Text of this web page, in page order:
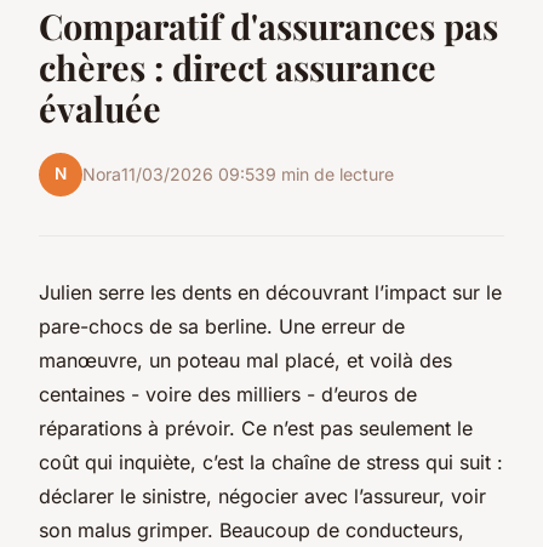
Comparatif d'assurances pas
chères : direct assurance
évaluée
N Nora11/03/2026 09:539 min de lecture
Julien serre les dents en découvrant l’impact sur le
pare-chocs de sa berline. Une erreur de
manœuvre, un poteau mal placé, et voilà des
centaines - voire des milliers - d’euros de
réparations à prévoir. Ce n’est pas seulement le
coût qui inquiète, c’est la chaîne de stress qui suit :
déclarer le sinistre, négocier avec l’assureur, voir
son malus grimper. Beaucoup de conducteurs,